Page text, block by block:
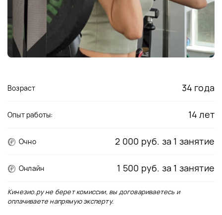
Возраст 34 года
Опыт работы: 14 лет
Очно 2 000 руб. за 1 занятие
Онлайн 1 500 руб. за 1 занятие
Кинезио.ру не берет комиссии, вы договариваетесь и
оплачиваете напрямую эксперту.